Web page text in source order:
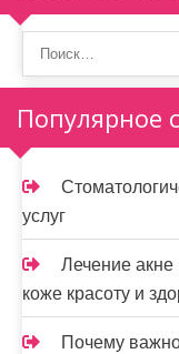
о
з
а
п
и
с
я
м
Популярное
услуг
Лечение акне
коже красоту и
Почему